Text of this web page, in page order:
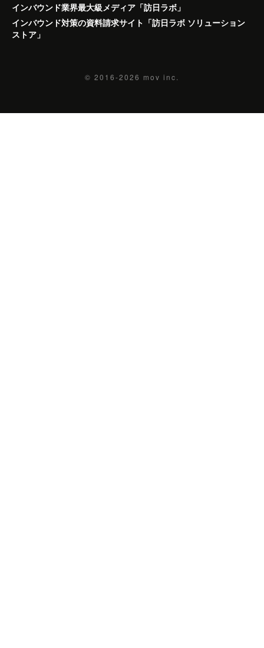
インバウンド業界最大級メディア「訪日ラボ」
インバウンド対策の資料請求サイト「訪日ラボ ソリューション
ストア」
© 2016-2026 mov inc.